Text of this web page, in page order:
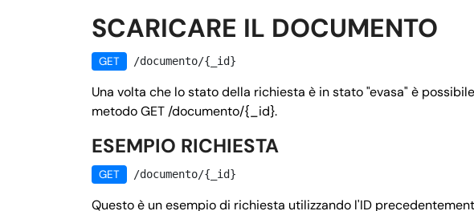
     "validazione":
"($0 && $1 && $2 && $3 && $4 && $5
     "istruzioni_ricerca":
   },
   "nome_categoria":
"Patronato",
   "nome_visura":
"Calcolo e Previsione Pensione",
     {
      "tipo":
"urgenza",
   "email_target":
null,
   "allegati": [],
   "timestamp_creation":
   "timestamp_last_update":
1596467663,
   "timestamp_stati": {
     "in_erogazione":
1596467663
   },
   "callback_data":
false,
SCARICARE IL DOCUMENTO
GET /documento/{_id}
Una volta che lo stato della richiesta è in stato "evasa" è
metodo GET /documento/{_id}.
ESEMPIO RICHIESTA
GET /documento/{_id}
Questo è un esempio di richiesta utilizzando l'ID